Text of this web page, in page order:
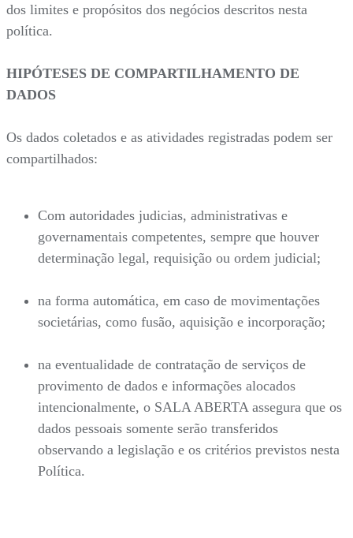
dos limites e propósitos dos negócios descritos nesta
política.
HIPÓTESES DE COMPARTILHAMENTO DE
DADOS
Os dados coletados e as atividades registradas podem ser
compartilhados:
Com autoridades judicias, administrativas e
governamentais competentes, sempre que houver
determinação legal, requisição ou ordem judicial;
na forma automática, em caso de movimentações
societárias, como fusão, aquisição e incorporação;
na eventualidade de contratação de serviços de
provimento de dados e informações alocados
intencionalmente, o SALA ABERTA assegura que os
dados pessoais somente serão transferidos
observando a legislação e os critérios previstos nesta
Política.